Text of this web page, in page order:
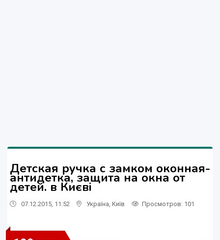
Детская ручка с замком оконная-
антидетка, защита на окна от
детей. в Києві
07.12.2015, 11:52 Україна Київ Просмотров: 101